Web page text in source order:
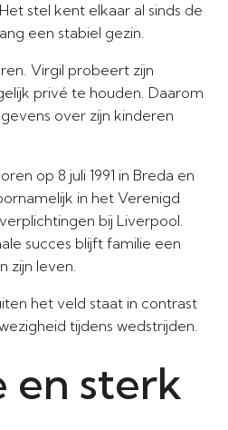
stel kent elkaar al sinds de
een stabiel gezin.
Virgil probeert zijn
privé te houden. Daarom
over zijn kinderen
op 8 juli 1991 in Breda en
in het Verenigd
bij Liverpool.
succes blijft familie een
zijn leven.
het veld staat in contrast
tijdens wedstrijden.
en sterk